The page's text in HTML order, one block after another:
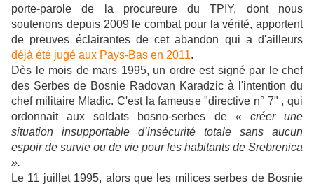
porte-parole de la procureure du TPIY, dont nous
soutenons depuis 2009 le combat pour la vérité, apportent
de preuves éclairantes de cet abandon qui a d'ailleurs
déjà été jugé aux Pays-Bas en 2011.
Dès le mois de mars 1995, un ordre est signé par le chef
des Serbes de Bosnie Radovan Karadzic à l'intention du
chef militaire Mladic. C'est la fameuse "directive n° 7" , qui
ordonnait aux soldats bosno-serbes de« créer une
situation insupportable d’insécurité totale sans aucun
espoir de survie ou de vie pour les habitants de Srebrenica
».
Le 11 juillet 1995, alors que les milices serbes de Bosnie